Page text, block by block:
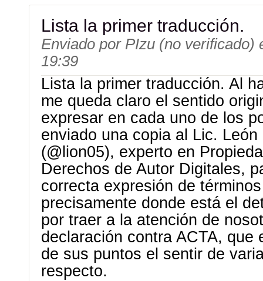
Lista la primer traducción.
Enviado por PIzu (no verificado)
19:39
Lista la primer traducción. Al
me queda claro el sentido
expresar en cada uno de los
enviado una copia al Lic.
(@lion05), experto en
Derechos de Autor Digitales,
correcta expresión de
precisamente donde está el
por traer a la atención de
declaración contra ACTA, que
de sus puntos el sentir de
respecto.